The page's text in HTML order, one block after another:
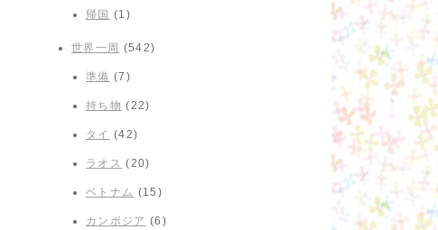
帰国 (1)
世界一周 (542)
準備 (7)
持ち物 (22)
タイ (42)
ラオス (20)
ベトナム (15)
カンボジア (6)